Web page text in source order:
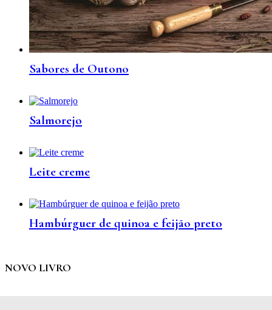
Sabores de Outono
Salmorejo
Leite creme
Hambúrguer de quinoa e feijão preto
NOVO LIVRO